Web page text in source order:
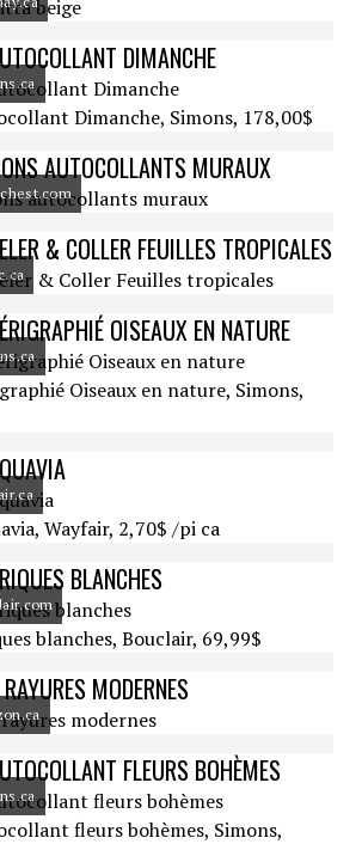
DIMANCHE
Dimanche, Simons, 178,00$
AUTOCOLLANTS MURAUX
& COLLER FEUILLES TROPICALES
OISEAUX EN NATURE
Oiseaux en nature, Simons,
Wayfair, 2,70$ /pi ca
BLANCHES
blanches, Bouclair, 69,99$
MODERNES
FLEURS BOHÈMES
fleurs bohèmes, Simons,